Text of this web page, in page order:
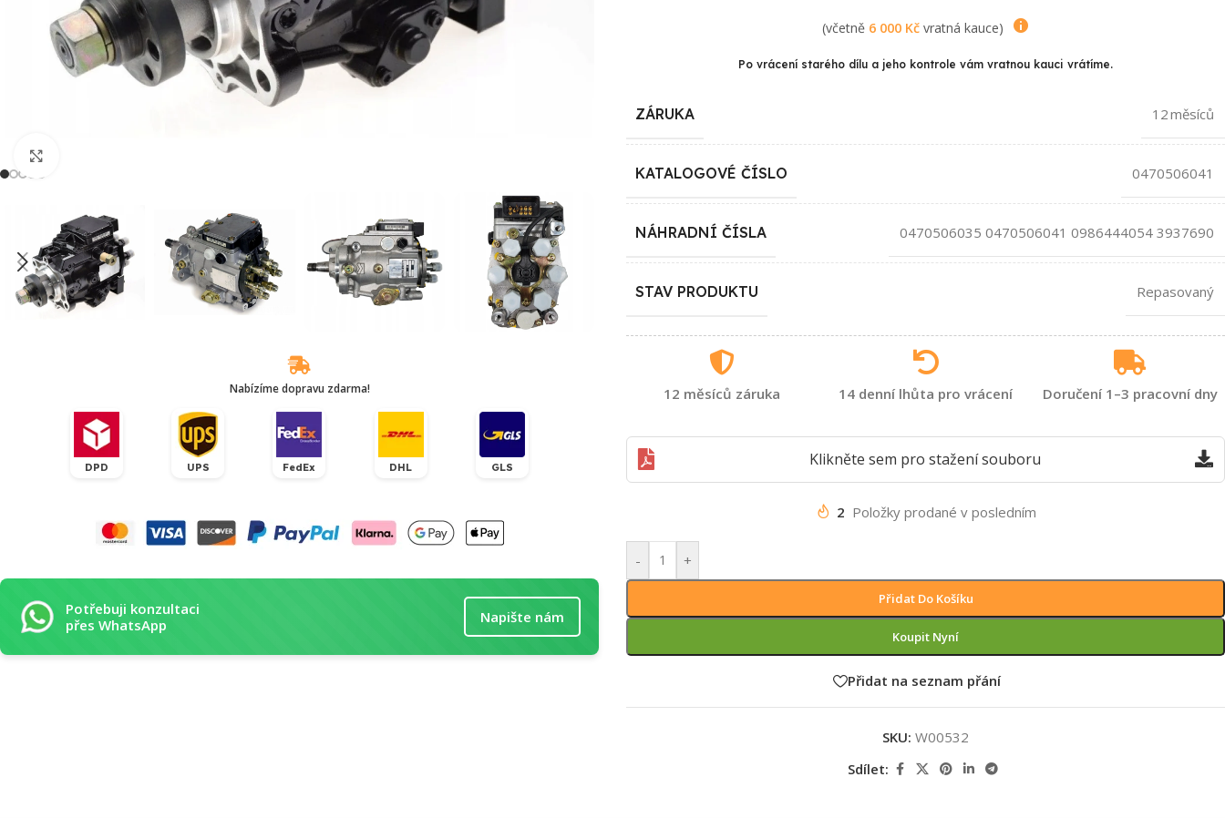
Nabízíme dopravu zdarma!
DPD UPS FedEx DHL GLS
Potřebuji konzultaci
přes WhatsApp
Napište nám
(včetně 6 000 Kčvratná kauce)
Po vrácení starého dílu a jeho kontrole vám vratnou kauci vrátíme.
ZÁRUKA 12 měsíců
KATALOGOVÉ ČÍSLO 0470506041
NÁHRADNÍ ČÍSLA 0470506035 0470506041 0986444054 3937690
STAV PRODUKTU Repasovaný
12 měsíců záruka 14 denní lhůta pro vrácení Doručení 1–3 pracovní dny
Klikněte sem pro stažení souboru
2 Položky prodané v posledním
- +
Přidat Do Košíku
Koupit Nyní
Přidat na seznam přání
SKU: W00532
Sdílet: